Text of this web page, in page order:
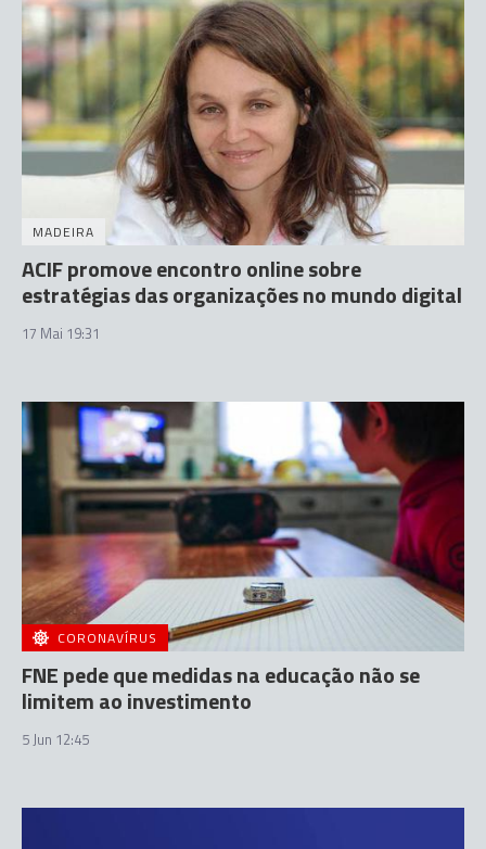
MADEIRA
ACIF promove encontro online sobre
estratégias das organizações no mundo digital
17 Mai 19:31
CORONAVÍRUS
FNE pede que medidas na educação não se
limitem ao investimento
5 Jun 12:45